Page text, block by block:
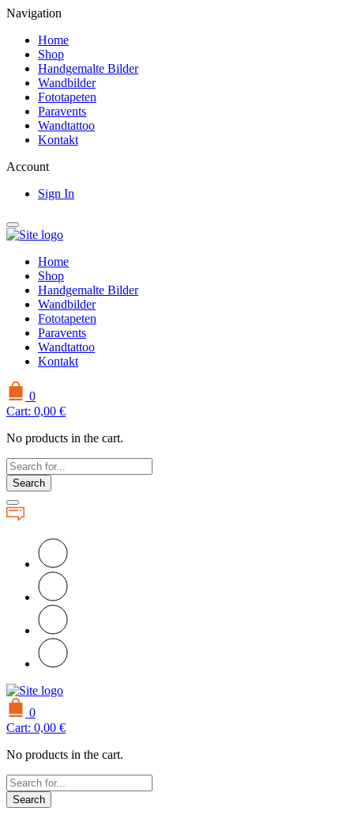
Navigation
Home
Shop
Handgemalte Bilder
Wandbilder
Fototapeten
Paravents
Wandtattoo
Kontakt
Account
Sign In
Home
Shop
Handgemalte Bilder
Wandbilder
Fototapeten
Paravents
Wandtattoo
Kontakt
0
Cart: 0,00 €
No products in the cart.
Search
0
Cart: 0,00 €
No products in the cart.
Search